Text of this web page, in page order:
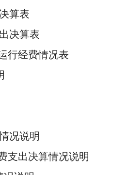
算表
决算表
行经费情况表
况说明
支出决算情况说明